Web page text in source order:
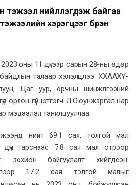
нийлүүлэгдэж байгаа
хэрэгцээг бүрэн
оны 11 дүгээр сарын 28-ны өдөр
талаар хэлэлцлээ. ХХААХҮ-
Цаг уур, орчны шинжлгээний
орлон гүйцэтгэгч Л.Оюунжаргал нар
мэдээлэл танилцууллаа.
нийт 69.1 сая, толгой мал
дүн гарснаас 7.8 сая мал отроор
зохион байгуулалт хийгдсэн.
17.2 сая толгой малыг